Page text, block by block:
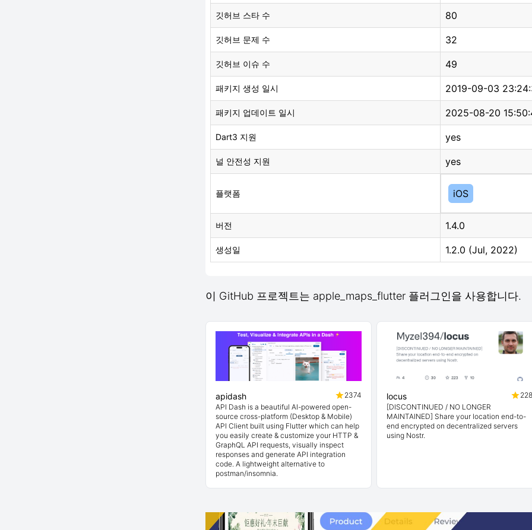
깃허브 스타 수 80
깃허브 문제 수 32
깃허브 이슈 수 49
패키지 생성 일시 2019-09-03
패키지 업데이트 일시 2025-08-20
Dart3 지원 yes
널 안전성 지원 yes
플랫폼 iOS
버전 1.4.0
생성일 1.2.0 (Jul, 2022)
이 GitHub 프로젝트는 apple_maps_flutter 플러그인을 사용합니다.
apidash
2374
API Dash is a beautiful AI-powered open-
source cross-platform (Desktop & Mobile)
API Client built using Flutter which can help
you easily create & customize your HTTP &
GraphQL API requests, visually inspect
responses and generate API integration
code. A lightweight alternative to
postman/insomnia.
locus
228
[DISCONTINUED / NO LONGER
MAINTAINED] Share your location end-to-
end encrypted on decentralized servers
using Nostr.